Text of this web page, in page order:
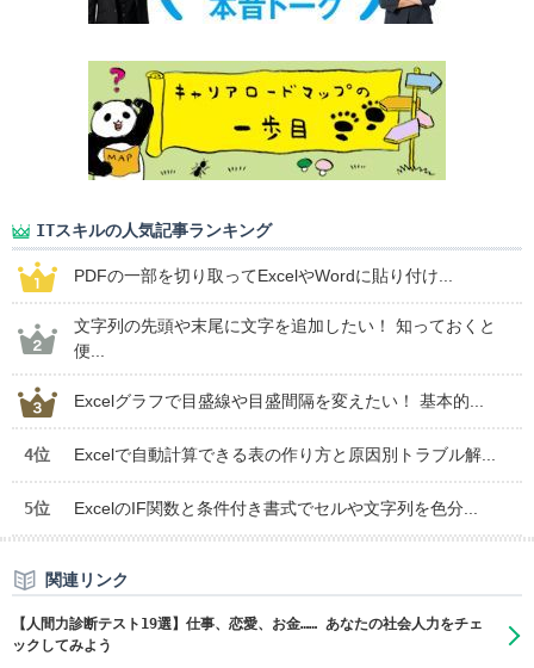
ITスキルの人気記事ランキング
PDFの一部を切り取ってExcelやWordに貼り付け...
文字列の先頭や末尾に文字を追加したい！ 知っておくと
便...
Excelグラフで目盛線や目盛間隔を変えたい！ 基本的...
4位 Excelで自動計算できる表の作り方と原因別トラブル解...
5位 ExcelのIF関数と条件付き書式でセルや文字列を色分...
関連リンク
【人間力診断テスト19選】仕事、恋愛、お金…… あなたの社会人力をチェ
ックしてみよう